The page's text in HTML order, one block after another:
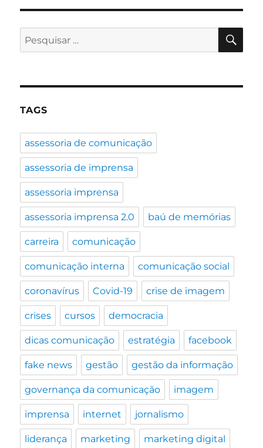
Cinco
para
Pesquisar
por:
TAGS
assessoria de comunicação
assessoria de imprensa
assessoria imprensa
assessoria imprensa 2.0 baú de memórias
carreira comunicação
comunicação interna comunicação social
coronavírus Covid-19 crise de imagem
crises cursos democracia
dicas comunicação estratégia facebook
fake news gestão gestão da informação
governança da comunicação imagem
imprensa internet jornalismo
liderança marketing marketing digital